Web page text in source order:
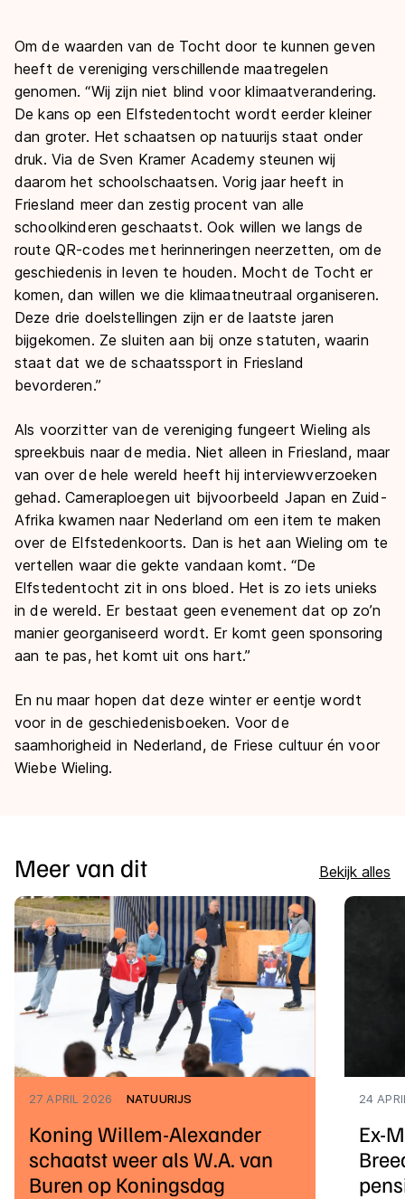
Om de waarden van de Tocht door te kunnen geven
heeft de vereniging verschillende maatregelen
genomen. “Wij zijn niet blind voor klimaatverandering.
De kans op een Elfstedentocht wordt eerder kleiner
dan groter. Het schaatsen op natuurijs staat onder
druk. Via de Sven Kramer Academy steunen wij
daarom het schoolschaatsen. Vorig jaar heeft in
Friesland meer dan zestig procent van alle
schoolkinderen geschaatst. Ook willen we langs de
route QR-codes met herinneringen neerzetten, om de
geschiedenis in leven te houden. Mocht de Tocht er
komen, dan willen we die klimaatneutraal organiseren.
Deze drie doelstellingen zijn er de laatste jaren
bijgekomen. Ze sluiten aan bij onze statuten, waarin
staat dat we de schaatssport in Friesland
bevorderen.”
Als voorzitter van de vereniging fungeert Wieling als
spreekbuis naar de media. Niet alleen in Friesland, maar
van over de hele wereld heeft hij interviewverzoeken
gehad. Cameraploegen uit bijvoorbeeld Japan en Zuid-
Afrika kwamen naar Nederland om een item te maken
over de Elfstedenkoorts. Dan is het aan Wieling om te
vertellen waar die gekte vandaan komt. “De
Elfstedentocht zit in ons bloed. Het is zo iets unieks
in de wereld. Er bestaat geen evenement dat op zo’n
manier georganiseerd wordt. Er komt geen sponsoring
aan te pas, het komt uit ons hart.”
En nu maar hopen dat deze winter er eentje wordt
voor in de geschiedenisboeken. Voor de
saamhorigheid in Nederland, de Friese cultuur én voor
Wiebe Wieling.
Meer van dit Bekijk alles
27 APRIL 2026 NATUURIJS
Koning Willem-Alexander
schaatst weer als W.A. van
Buren op Koningsdag
24
Ex-